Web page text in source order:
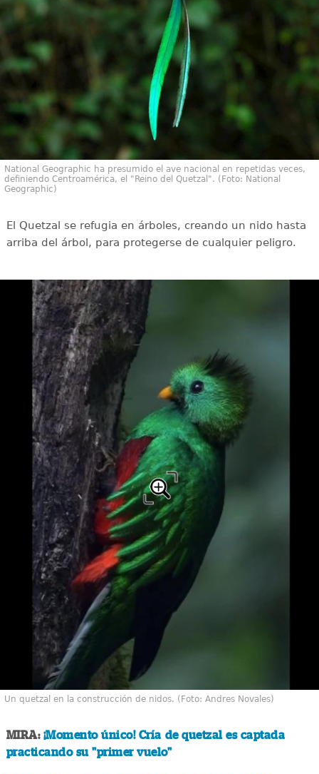
National Geographic ha presumido el ave nacional en repetidas veces,
definiendo Centroamérica, el "Reino del Quetzal". (Foto: National
Geographic)
El Quetzal se refugia en árboles, creando un nido hasta
arriba del árbol, para protegerse de cualquier peligro.
Un quetzal en la construcción de nidos. (Foto: Andres Novales)
MIRA:¡Momento único! Cría de quetzal es captada
practicando su "primer vuelo"